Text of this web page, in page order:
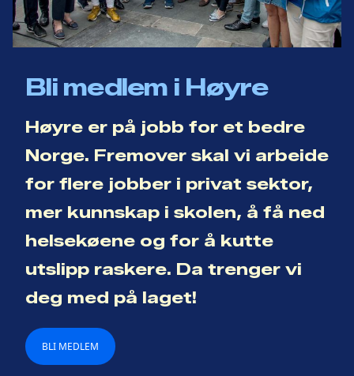
Bli medlem i Høyre
Høyre er på jobb for et bedre
Norge. Fremover skal vi arbeide
for flere jobber i privat sektor,
mer kunnskap i skolen, å få ned
helsekøene og for å kutte
utslipp raskere. Da trenger vi
deg med på laget!
BLI MEDLEM